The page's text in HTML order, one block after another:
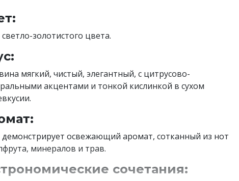
золотистого цвета.
мягкий, чистый, элегантный, с цитрусово-
акцентами и тонкой кислинкой в сухом
освежающий аромат, сотканный из нот
минералов и трав.
сочетания: